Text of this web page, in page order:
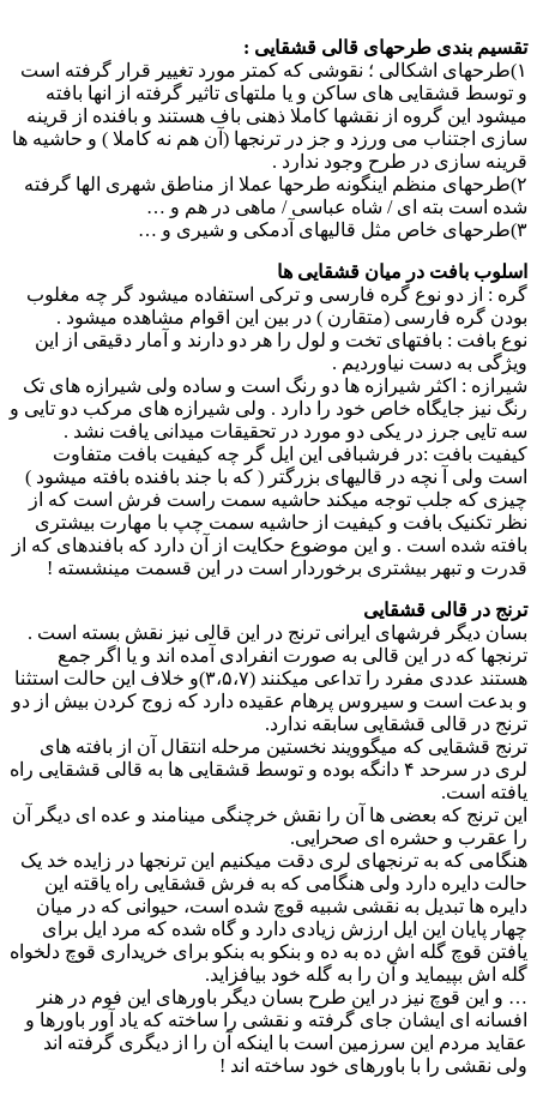
تقسیم بندی طرحهای قالی قشقایی :
۱)طرحهای اشکالی ؛ نقوشی که کمتر مورد تغییر قرار گرفته است
و توسط قشقایی های ساکن و یا ملتهای تاثیر گرفته از انها بافته
میشود این گروه از نقشها کاملا ذهنی باف هستند و بافنده از قرینه
سازی اجتناب می ورزد و جز در ترنجها (آن هم نه کاملا ) و حاشیه ها
قرینه سازی در طرح وجود ندارد .
۲)طرحهای منظم اینگونه طرحها عملا از مناطق شهری الها گرفته
شده است بته ای / شاه عباسی / ماهی در هم و …
۳)طرحهای خاص مثل قالیهای آدمکی و شیری و …
اسلوب بافت در میان قشقایی ها
گره : از دو نوع گره فارسی و ترکی استفاده میشود گر چه مغلوب
بودن گره فارسی (متقارن ) در بین این اقوام مشاهده میشود .
نوع بافت : بافتهای تخت و لول را هر دو دارند و آمار دقیقی از این
ویژگی به دست نیاوردیم .
شیرازه : اکثر شیرازه ها دو رنگ است و ساده ولی شیرازه های تک
رنگ نیز جایگاه خاص خود را دارد . ولی شیرازه های مرکب دو تایی و
سه تایی جرز در یکی دو مورد در تحقیقات میدانی یافت نشد .
کیفیت بافت :در فرشبافی این ایل گر چه کیفیت بافت متفاوت
است ولی آ نچه در قالیهای بزرگتر ( که با جند بافنده بافته میشود )
چیزی که جلب توجه میکند حاشیه سمت راست فرش است که از
نظر تکنیک بافت و کیفیت از حاشیه سمت چپ با مهارت بیشتری
بافته شده است . و این موضوع حکایت از آن دارد که بافندهای که از
قدرت و تبهر بیشتری برخوردار است در این قسمت مینشسته !
ترنج در قالی قشقایی
بسان دیگر فرشهای ایرانی ترنج در این قالی نیز نقش بسته است .
ترنجها که در این قالی به صورت انفرادی آمده اند و یا اگر جمع
هستند عددی مفرد را تداعی میکنند (۳،۵،۷)و خلاف این حالت استثنا
و بدعت است و سیروس پرهام عقیده دارد که زوج کردن بیش از دو
ترنج در قالی قشقایی سابقه ندارد.
ترنج قشقایی که میگوویند نخستین مرحله انتقال آن از بافته های
لری در سرحد ۴ دانگه بوده و توسط قشقایی ها به قالی قشقایی راه
یافته است.
این ترنج که بعضی ها آن را نقش خرچنگی مینامند و عده ای دیگر آن
را عقرب و حشره ای صحرایی.
هنگامی که به ترنجهای لری دقت میکنیم این ترنجها در زایده خد یک
حالت دایره دارد ولی هنگامی که به فرش قشقایی راه یاقته این
دایره ها تبدیل به نقشی شبیه قوچ شده است، حیوانی که در میان
چهار پایان این ایل ارزش زیادی دارد و گاه شده که مرد ایل برای
یافتن قوچ گله اش ده به ده و بنکو به بنکو برای خریداری قوچ دلخواه
گله اش بپیماید و آن را به گله خود بیافزاید.
… و این قوچ نیز در این طرح بسان دیگر باورهای این فوم در هنر
افسانه ای ایشان جای گرفته و نقشی را ساخته که یاد آور باورها و
عقاید مردم این سرزمین است با اینکه آن را از دیگری گرفته اند
ولی نقشی را با باورهای خود ساخته اند !